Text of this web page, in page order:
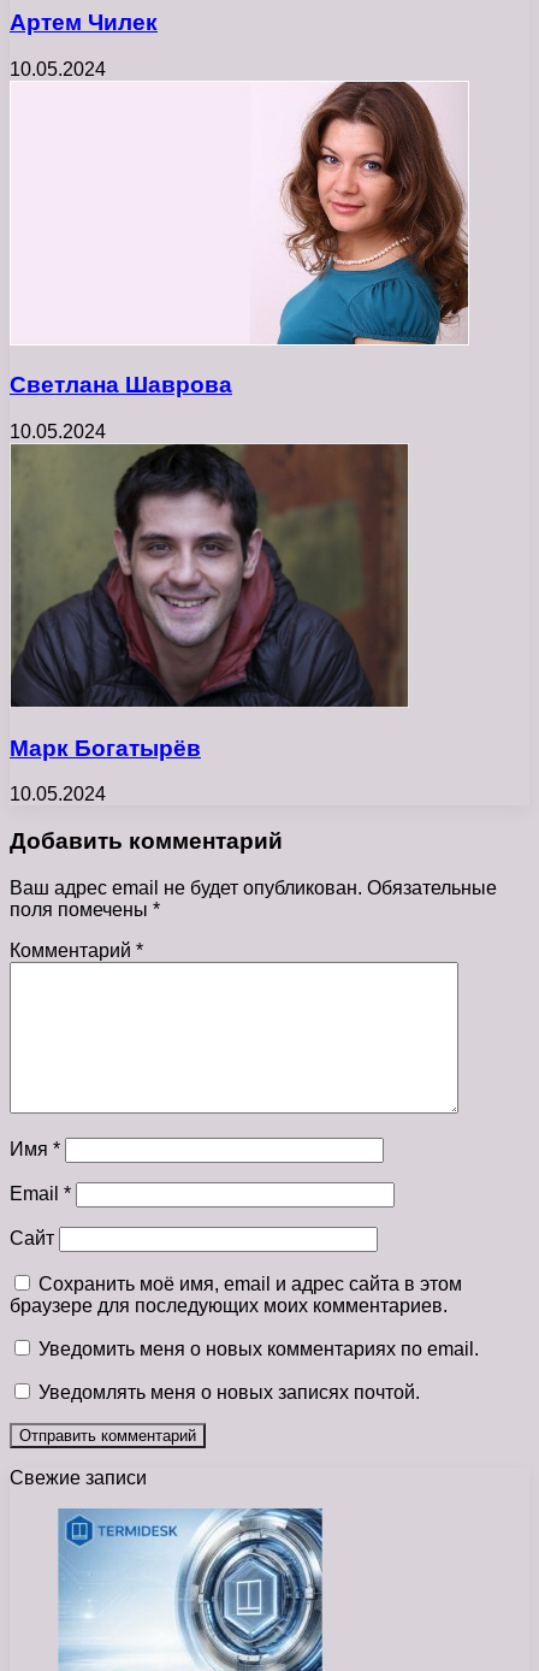
Артем Чилек
10.05.2024
Светлана Шаврова
10.05.2024
Марк Богатырёв
10.05.2024
Добавить комментарий
Ваш адрес email не будет опубликован. Обязательные
поля помечены *
Комментарий *
Имя *
Email *
Сайт
Сохранить моё имя, email и адрес сайта в этом
браузере для последующих моих комментариев.
Уведомить меня о новых комментариях по email.
Уведомлять меня о новых записях почтой.
Свежие записи